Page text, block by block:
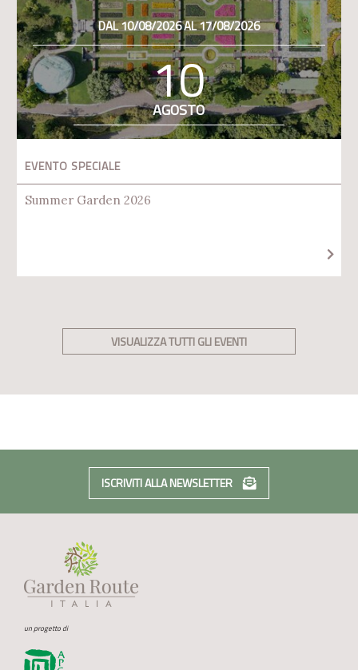
DAL 10/08/2026 AL 17/08/2026
10
AGOSTO
EVENTO SPECIALE
Summer Garden 2026
VISUALIZZA TUTTI GLI EVENTI
ISCRIVITI ALLA NEWSLETTER
un progetto di